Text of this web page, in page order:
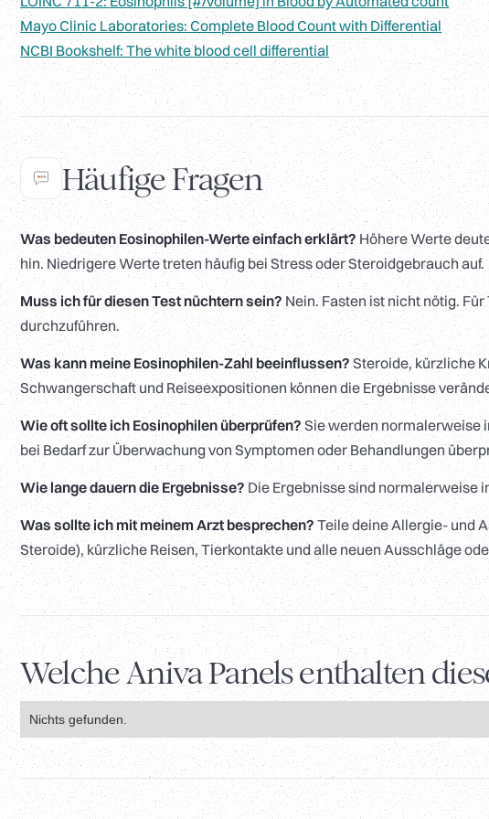
Mayo Clinic Laboratories: Complete Blood Count with Differential
NCBI Bookshelf: The white blood cell differential
Häufige Fragen
Was bedeuten Eosinophilen-Werte einfach erklärt?Höhere Werte
hin. Niedrigere Werte treten häufig bei Stress oder Steroidgebrauch auf.
Muss ich für diesen Test nüchtern sein?Nein. Fasten ist nicht nötig.
durchzuführen.
Was kann meine Eosinophilen-Zahl beeinflussen?Steroide, kürzliche
Schwangerschaft und Reiseexpositionen können die Ergebnisse
Wie oft sollte ich Eosinophilen überprüfen? Sie werden normalerweise
bei Bedarf zur Überwachung von Symptomen oder Behandlungen
Wie lange dauern die Ergebnisse?Die Ergebnisse sind normalerweise
Was sollte ich mit meinem Arzt besprechen?Teile deine Allergie- und
Steroide), kürzliche Reisen, Tierkontakte und alle neuen Ausschläge
Welche Aniva Panels enthalten
Nichts gefunden.